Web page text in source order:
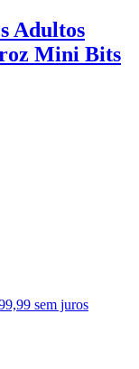
Adultos
Mini Bits
sem juros